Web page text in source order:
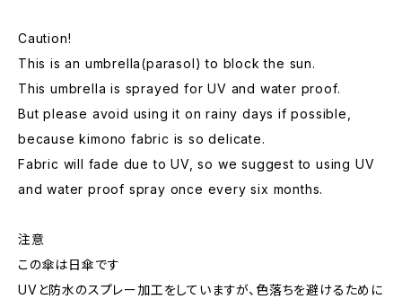
Caution!
This is an umbrella(parasol) to block the sun.
This umbrella is sprayed for UV and water proof.
But please avoid using it on rainy days if possible,
because kimono fabric is so delicate.
Fabric will fade due to UV, so we suggest to using UV
and water proof spray once every six months.
注意
この傘は日傘です
UVと防水のスプレー加工をしていますが、色落ちを避けるために